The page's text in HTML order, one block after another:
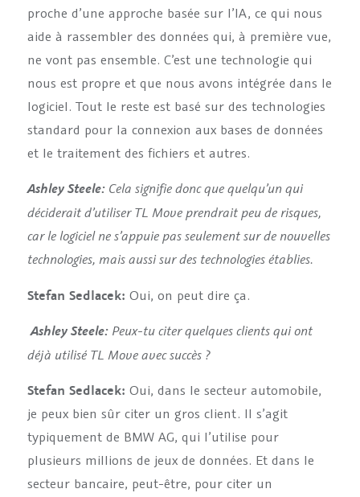
proche d’une approche basée sur l’IA, ce qui nous
aide à rassembler des données qui, à première vue,
ne vont pas ensemble. C’est une technologie qui
nous est propre et que nous avons intégrée dans le
logiciel. Tout le reste est basé sur des technologies
standard pour la connexion aux bases de données
et le traitement des fichiers et autres.
Ashley Steele: Cela signifie donc que quelqu’un qui
déciderait d’utiliser TL Move prendrait peu de risques,
car le logiciel ne s’appuie pas seulement sur de nouvelles
technologies, mais aussi sur des technologies établies.
Stefan Sedlacek: Oui, on peut dire ça.
Ashley Steele: Peux-tu citer quelques clients qui ont
déjà utilisé TL Move avec succès ?
Stefan Sedlacek: Oui, dans le secteur automobile,
je peux bien sûr citer un gros client. Il s’agit
typiquement de BMW AG, qui l’utilise pour
plusieurs millions de jeux de données. Et dans le
secteur bancaire, peut-être, pour citer un